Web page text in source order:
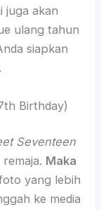
juga akan
ulang tahun
siapkan
Birthday)
Seventeen
Maka
yang lebih
ke media